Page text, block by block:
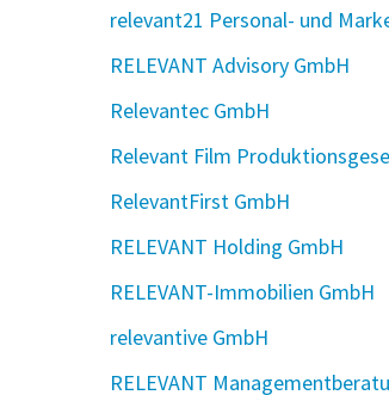
relevant21 Personal- und
RELEVANT Advisory GmbH
Relevantec GmbH
Relevant Film
RelevantFirst GmbH
RELEVANT Holding GmbH
RELEVANT-Immobilien GmbH
relevantive GmbH
RELEVANT